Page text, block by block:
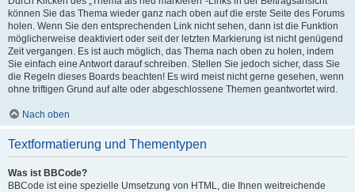
können Sie das Thema wieder ganz nach oben auf die erste Seite des Forums
holen. Wenn Sie den entsprechenden Link nicht sehen, dann ist die Funktion
möglicherweise deaktiviert oder seit der letzten Markierung ist nicht genügend
Zeit vergangen. Es ist auch möglich, das Thema nach oben zu holen, indem
Sie einfach eine Antwort darauf schreiben. Stellen Sie jedoch sicher, dass Sie
die Regeln dieses Boards beachten! Es wird meist nicht gerne gesehen, wenn
ohne triftigen Grund auf alte oder abgeschlossene Themen geantwortet wird.
Nach oben
Textformatierung und Thementypen
Was ist BBCode?
BBCode ist eine spezielle Umsetzung von HTML, die Ihnen weitreichende